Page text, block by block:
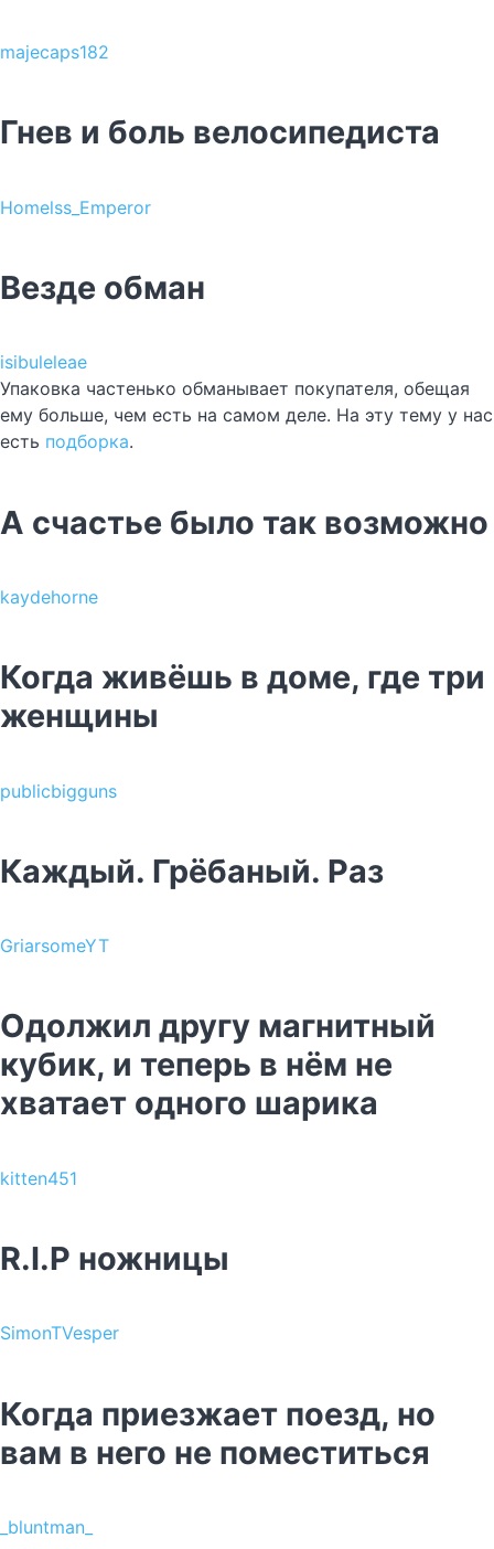
majecaps182
Гнев и боль велосипедиста
Homelss_Emperor
Везде обман
isibuleleae
Упаковка частенько обманывает покупателя, обещая
ему больше, чем есть на самом деле. На эту тему у нас
есть подборка.
А счастье было так возможно
kaydehorne
Когда живёшь в доме, где три
женщины
publicbigguns
Каждый. Грёбаный. Раз
GriarsomeYT
Одолжил другу магнитный
кубик, и теперь в нём не
хватает одного шарика
kitten451
R.I.P ножницы
SimonTVesper
Когда приезжает поезд, но
вам в него не поместиться
_bluntman_